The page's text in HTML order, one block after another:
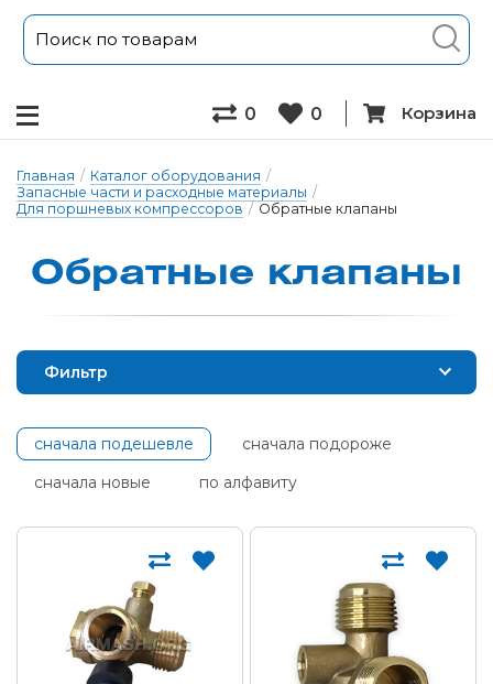
0 0 Корзина
Главная / Каталог оборудования /
Запасные части и расходные материалы /
Для поршневых компрессоров / Обратные клапаны
Обратные клапа­ны
Фильтр
сначала подешевле
сначала подороже
сначала новые
по алфавиту